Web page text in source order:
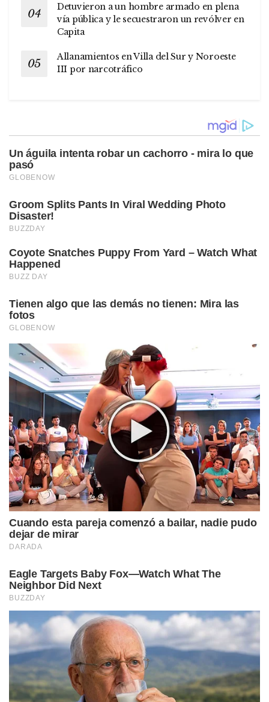
Detuvieron a un hombre armado en plena
vía pública y le secuestraron un revólver en
Capita
Allanamientos en Villa del Sur y Noroeste
III por narcotráfico